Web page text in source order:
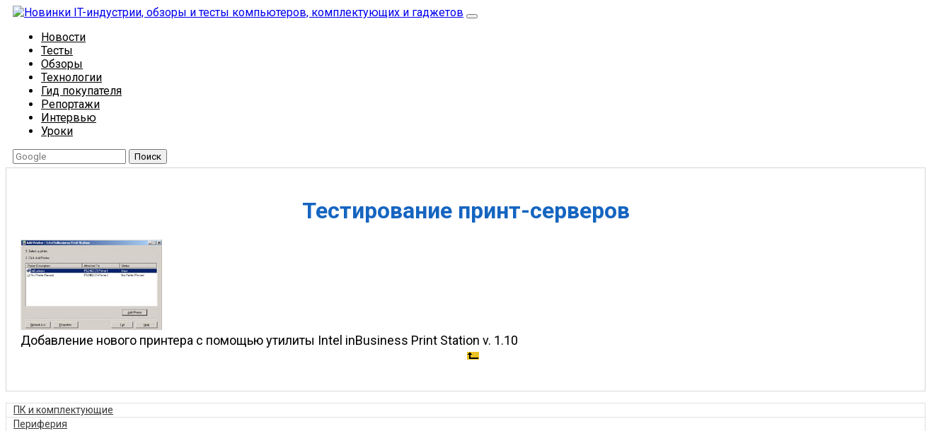
Новости
Тесты
Обзоры
Технологии
Гид покупателя
Репортажи
Интервью
Уроки
Поиск
Тестирование принт-серверов
Добавление нового принтера с помощью утилиты Intel inBusiness Print Station v. 1.10
ПК и комплектующие
Периферия